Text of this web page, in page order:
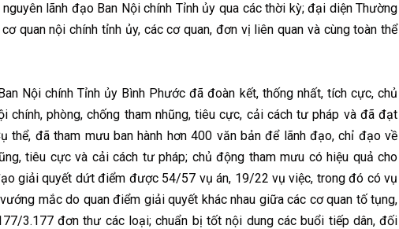
lãnh đạo Ban Nội chính Tỉnh ủy qua các thời kỳ; đại diện Thường
quan nội chính tỉnh ủy, các cơ quan, đơn vị liên quan và cùng toàn thể
Nội chính Tỉnh ủy Bình Phước đã đoàn kết, thống nhất, tích cực, chủ
chính, phòng, chống tham nhũng, tiêu cực, cải cách tư pháp và đã đạt
thể, đã tham mưu ban hành hơn 400 văn bản để lãnh đạo, chỉ đạo về
tiêu cực và cải cách tư pháp; chủ động tham mưu có hiệu quả cho
giải quyết dứt điểm được 54/57 vụ án, 19/22 vụ việc, trong đó có vụ
mắc do quan điểm giải quyết khác nhau giữa các cơ quan tố tụng,
3.177 đơn thư các loại; chuẩn bị tốt nội dung các buổi tiếp dân, đối